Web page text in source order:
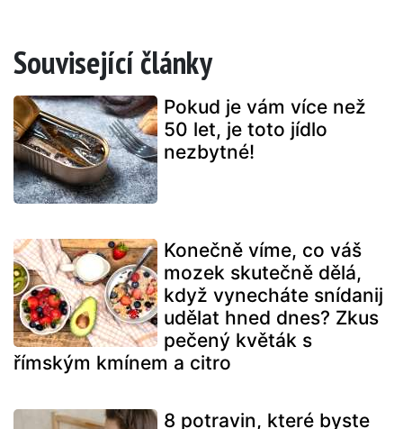
Související články
Pokud je vám více než
50 let, je toto jídlo
nezbytné!
Konečně víme, co váš
mozek skutečně dělá,
když vynecháte snídanij
udělat hned dnes? Zkus
pečený květák s
římským kmínem a citro
8 potravin, které byste